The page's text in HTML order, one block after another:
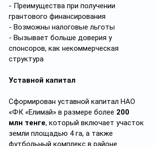
- Преимущества при получении
грантового финансирования
- Возможны налоговые льготы
- Вызывает больше доверия у
спонсоров, как некоммерческая
структура
Уставной капитал
Сформирован уставной капитал НАО
«ФК «Елимай» в размере более 200
млн тенге, который включает участок
земли площадью 4 га, а также
футбольный комплекс в районе